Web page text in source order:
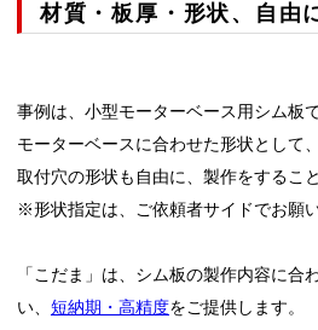
材質・板厚・形状、自由
事例は、小型モーターベース用シム板で
モーターベースに合わせた形状として
取付穴の形状も自由に、製作をするこ
※形状指定は、ご依頼者サイドでお願い
「こだま」は、シム板の製作内容に合
い、 短納期・高精度をご提供します。